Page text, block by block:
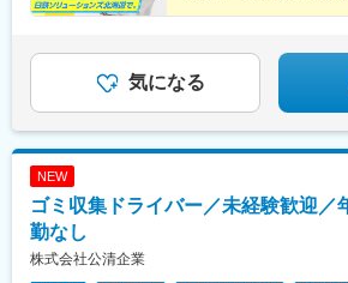
気になる
NEW
ゴミ収集ドライバー／未経験歓迎／
勤なし
株式会社公清企業